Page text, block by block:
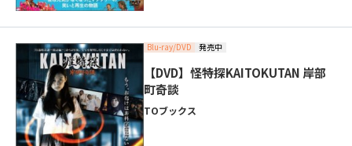
Blu-ray/DVD 発売中
【DVD】怪特探KAITOKUTAN 岸部
町奇談
TOブックス